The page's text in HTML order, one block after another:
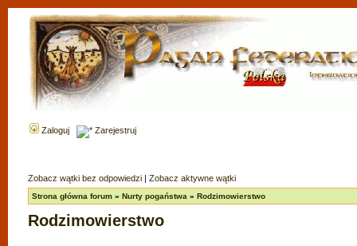
Zaloguj Zarejestruj
Zobacz wątki bez odpowiedzi | Zobacz aktywne wątki
Strona główna forum » Nurty pogaństwa » Rodzimowierstwo
Rodzimowierstwo